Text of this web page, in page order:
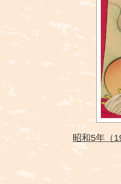
昭和5年（